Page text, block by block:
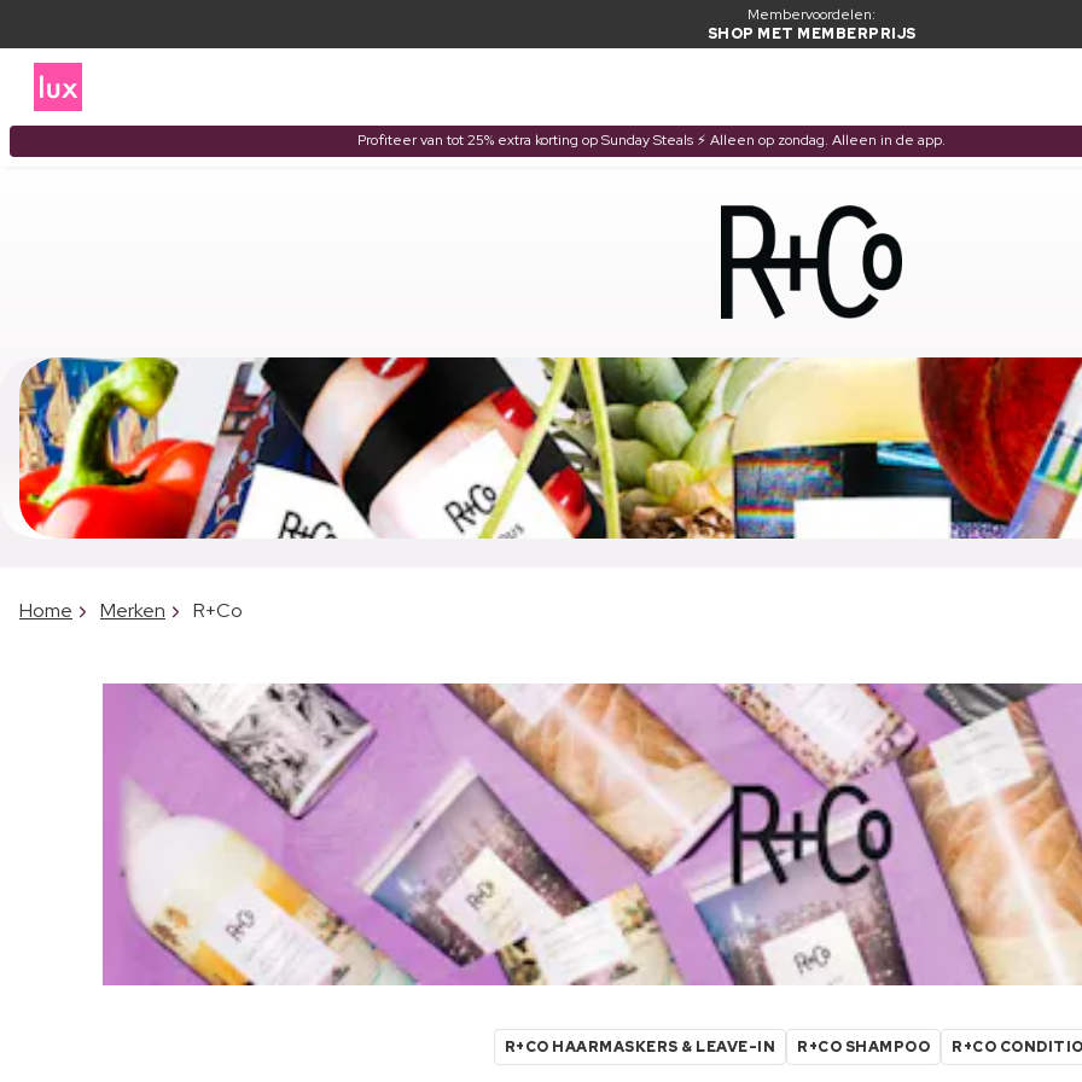
Membervoordelen:
SHOP MET MEMBERPRIJS
Profiteer van tot 25% extra korting op Sunday Steals ⚡ Alleen op zondag. Alleen in de app.
Home Merken R+Co
R+CO HAARMASKERS & LEAVE-IN R+CO SHAMPOO R+CO